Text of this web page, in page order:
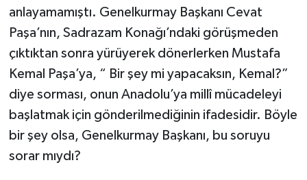
anlayamamıştı. Genelkurmay Başkanı Cevat
Paşa’nın, Sadrazam Konağı’ndaki görüşmeden
çıktıktan sonra yürüyerek dönerlerken Mustafa
Kemal Paşa’ya, “ Bir şey mi yapacaksın, Kemal?”
diye sorması, onun Anadolu’ya millî mücadeleyi
başlatmak için gönderilmediğinin ifadesidir. Böyle
bir şey olsa, Genelkurmay Başkanı, bu soruyu
sorar mıydı?